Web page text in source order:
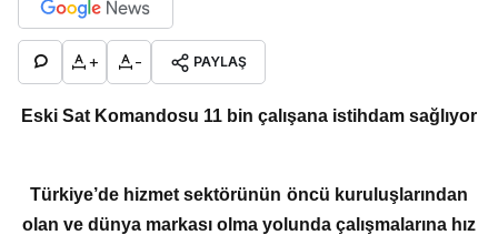
+ - PAYLAŞ
Eski Sat Komandosu 11 bin çalışana istihdam sağlıyor
Türkiye’de hizmet sektörünün öncü kuruluşlarından
olan ve dünya markası olma yolunda çalışmalarına hız